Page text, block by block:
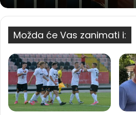
Možda će Vas zanimati i: